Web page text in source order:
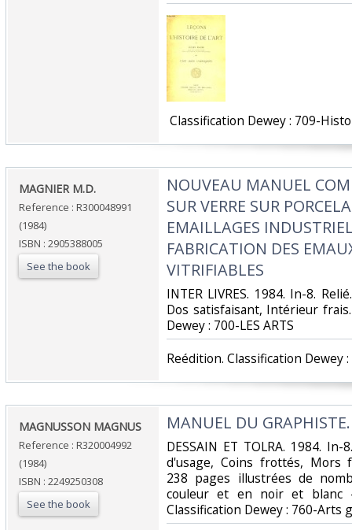
Classification Dewey : 709-
‎MAGNIER M.D.‎
Reference : R300048991
(1984)
ISBN : 2905388005
See the book
‎NOUVEAU MANUEL
SUR VERRE SUR
EMAILLAGES
FABRICATION DES
VITRIFIABLES‎
‎INTER LIVRES. 1984. In-8.
Dos satisfaisant, Intérieur
Dewey : 700-LES ARTS‎
‎Reédition. Classification Dewey :
‎MAGNUSSON MAGNUS‎
Reference : R320004992
(1984)
ISBN : 2249250308
See the book
‎MANUEL DU GRAPHISTE.‎
‎DESSAIN ET TOLRA. 1984.
d'usage, Coins frottés, Mors
238 pages illustrées de
couleur et en noir et blanc
Classification Dewey : 760-Arts